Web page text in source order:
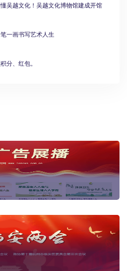
吴越文化！吴越文化博物馆建成开馆
笔一画书写艺术人生
分、红包。